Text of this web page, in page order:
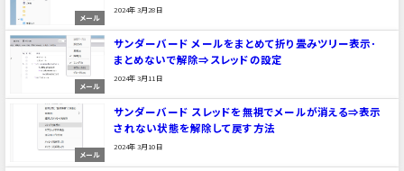
メール
2024年3月28日
メール
サンダーバード メールをまとめて折り畳みツリー表示･
まとめないで解除⇒スレッドの設定
2024年3月11日
メール
サンダーバード スレッドを無視でメールが消える⇒表示
されない状態を解除して戻す方法
2024年3月10日